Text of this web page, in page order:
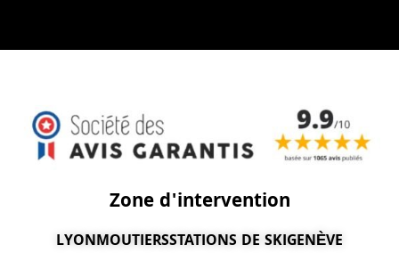
Zone d'intervention
LYONMOUTIERSSTATIONS DE SKIGENÈVE